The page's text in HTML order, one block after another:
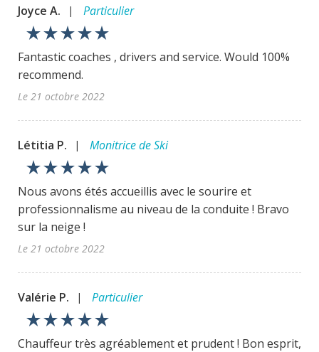
Joyce A. | Particulier
star_ratestar_ratestar_ratestar_ratestar_rate
Fantastic coaches , drivers and service. Would 100%
recommend.
Le 21 octobre 2022
Létitia P. | Monitrice de Ski
star_ratestar_ratestar_ratestar_ratestar_rate
Nous avons étés accueillis avec le sourire et
professionnalisme au niveau de la conduite ! Bravo
sur la neige !
Le 21 octobre 2022
Valérie P. | Particulier
star_ratestar_ratestar_ratestar_ratestar_rate
Chauffeur très agréablement et prudent ! Bon esprit,